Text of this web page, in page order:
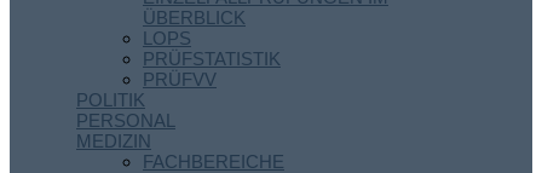
ÜBERBLICK
LOPS
PRÜFSTATISTIK
PRÜFVV
POLITIK
PERSONAL
MEDIZIN
FACHBEREICHE